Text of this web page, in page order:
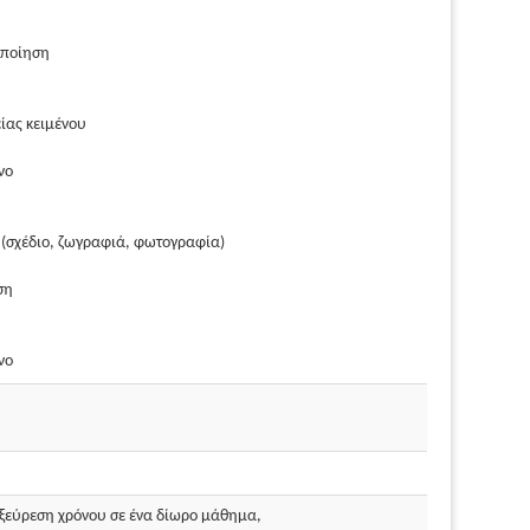
κειμένου
(σχέδιο, ζωγραφιά, φωτογραφία)
χρόνου σε ένα δίωρο μάθημα,